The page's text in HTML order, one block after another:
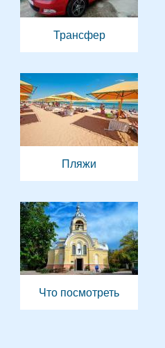
Трансфер
Пляжи
Что посмотреть